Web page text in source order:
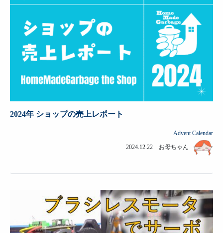
2024年 ショップの売上レポート
Advent Calendar
2024.12.22 お母ちゃん